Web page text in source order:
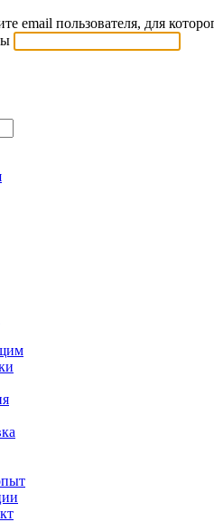
email пользователя, для